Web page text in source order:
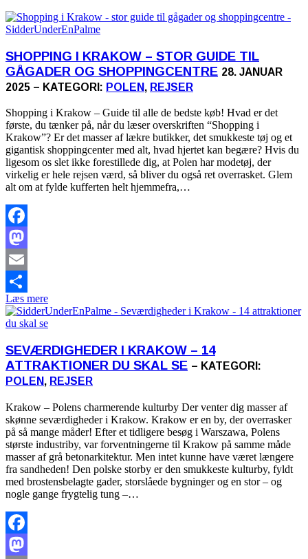
SHOPPING I KRAKOW – STOR GUIDE TIL
GÅGADER OG SHOPPINGCENTRE 28. JANUAR
2025 – KATEGORI: POLEN, REJSER
Shopping i Krakow – Guide til alle de bedste køb! Hvad er det
første, du tænker på, når du læser overskriften “Shopping i
Krakow”? Er det masser af lækre butikker, det smukkeste tøj og et
gigantisk shoppingcenter med alt, hvad hjertet kan begære? Hvis du
ligesom os slet ikke forestillede dig, at Polen har modetøj, der
virkelig er hele rejsen værd, så bliver du også ret overrasket. Glem
alt om at fylde kufferten helt hjemmefra,…
Facebook
Mastodon
Email
Share
Læs mere
SEVÆRDIGHEDER I KRAKOW – 14
ATTRAKTIONER DU SKAL SE – KATEGORI:
POLEN, REJSER
Krakow – Polens charmerende kulturby Der venter dig masser af
skønne seværdigheder i Krakow. Krakow er en by, der overrasker
på så mange måder! Efter et tidligere besøg i Warszawa, Polens
største industriby, var forventningerne til Krakow på samme måde
masser af grå betonarkitektur. Men intet kunne have været længere
fra sandheden! Den polske storby er den smukkeste kulturby, fyldt
med brostensbelagte gader, storslåede bygninger og en stor – og
nogle gange frygtelig tung –…
Facebook